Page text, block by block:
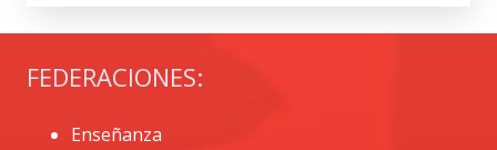
FEDERACIONES:
Enseñanza